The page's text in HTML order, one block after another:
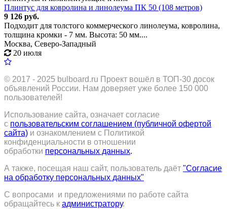
Плинтус для ковролина и линолеума ПК 50 (108 метров)
9 126 руб.
Подходит для толстого коммерческого линолеума, ковролина,
толщина кромки - 7 мм. Высота: 50 мм....
Москва, Северо-Западный
20 июля
© 2017 - 2025 bulboard.ru Проект вошёл в ТОП-30 досок
объявлений России. Нам доверяет уже более 150 000
пользователей!
Использование сайта, означает согласие
с пользовательским соглашением (публичной офертой
сайта) и ознакомлением с Политикой
конфиденциальности в отношении
обработки персональных данных.
А также, посещая наш сайт, пользователь даёт "Согласие
на обработку персональных данных"
С вопросами и предложениями по работе сайта
обращайтесь к администратору.